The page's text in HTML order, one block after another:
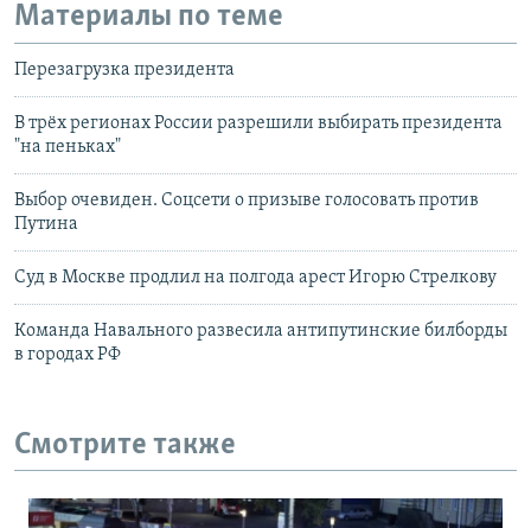
Материалы по теме
Перезагрузка президента
В трёх регионах России разрешили выбирать президента
"на пеньках"
Выбор очевиден. Соцсети о призыве голосовать против
Путина
Суд в Москве продлил на полгода арест Игорю Стрелкову
Команда Навального развесила антипутинские билборды
в городах РФ
Смотрите также